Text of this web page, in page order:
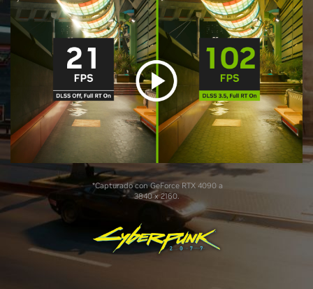
*Capturado con GeForce RTX 4090 a
3840 x 2160.